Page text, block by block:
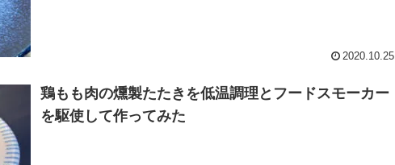
2020.10.25
鶏もも肉の燻製たたきを低温調理とフードスモーカー
を駆使して作ってみた